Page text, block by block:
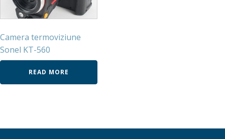
Camera termoviziune
Sonel KT-560
READ MORE